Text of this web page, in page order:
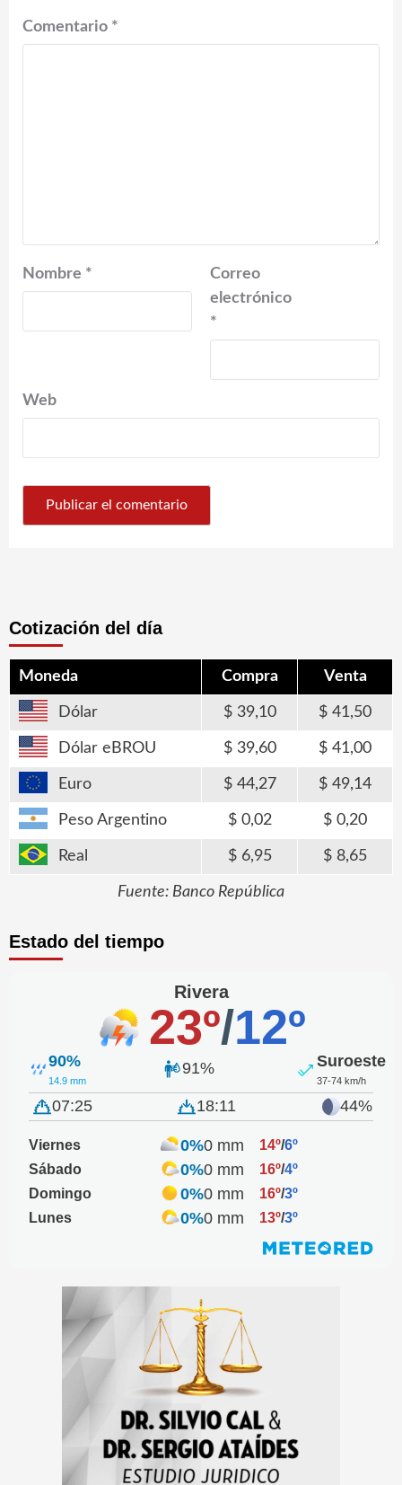
Comentario *
Nombre *
Correo
electrónico
*
Web
Cotización del día
Moneda Compra Venta
Dólar 39,10 41,50
Dólar eBROU 39,60 41,00
Euro 44,27 49,14
Peso Argentino 0,02 0,20
Real 6,95 8,65
Fuente: Banco República
Estado del tiempo
Rivera
23º/12º
90%
14.9 mm
91% Suroeste
37-74 km/h
07:25 18:11 44%
Viernes 0%0 mm 14º/6º
Sábado
0%0 mm 16º/4º
Domingo
0%0 mm 16º/3º
Lunes
0%0 mm 13º/3º